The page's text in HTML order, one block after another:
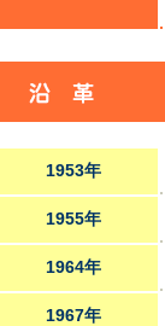
1953年
1955年
1964年
1967年